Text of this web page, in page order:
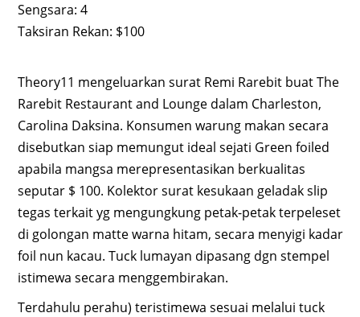
Sengsara: 4
Taksiran Rekan: $100
Theory11 mengeluarkan surat Remi Rarebit buat The
Rarebit Restaurant and Lounge dalam Charleston,
Carolina Daksina. Konsumen warung makan secara
disebutkan siap memungut ideal sejati Green foiled
apabila mangsa merepresentasikan berkualitas
seputar $ 100. Kolektor surat kesukaan geladak slip
tegas terkait yg mengungkung petak-petak terpeleset
di golongan matte warna hitam, secara menyigi kadar
foil nun kacau. Tuck lumayan dipasang dgn stempel
istimewa secara menggembirakan.
Terdahulu perahu) teristimewa sesuai melalui tuck